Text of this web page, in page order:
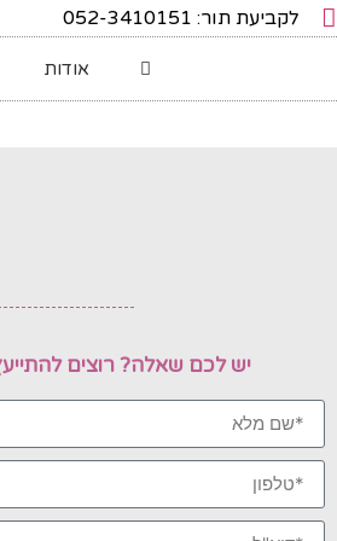
לקביעת תור: 052-3410151
אודות
יש לכם שאלה? רוצים